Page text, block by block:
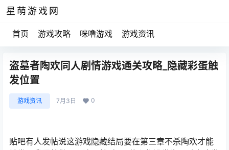
星萌游戏网
首页 游戏攻略 咪噜游戏 游戏资讯
盗墓者陶欢同人剧情游戏通关攻略_隐藏彩蛋触
发位置
游戏资讯 7月3日 0
贴吧有人发帖说这游戏隐藏结局要在第三章不杀陶欢才能